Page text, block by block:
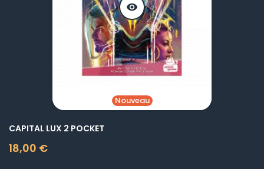
visibility
Nouveau
CAPITAL LUX 2 POCKET
18,00 €
Prix